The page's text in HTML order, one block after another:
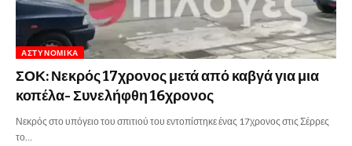
ΑΣΤΥΝΟΜΙΚΆ
ΣΟΚ: Νεκρός 17χρονος μετά από καβγά για μια
κοπέλα- Συνελήφθη 16χρονος
Νεκρός στο υπόγειο του σπιτιού του εντοπίστηκε ένας 17χρονος στις Σέρρες
το…